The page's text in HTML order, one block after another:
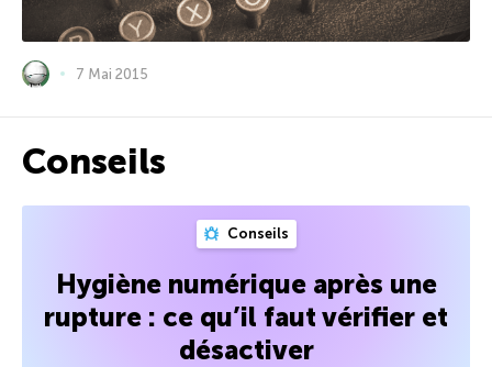
7 Mai 2015
Conseils
Conseils
Hygiène numérique après une
rupture : ce qu’il faut vérifier et
désactiver